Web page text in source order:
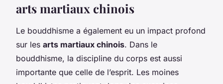
arts martiaux chinois
Le bouddhisme a également eu un impact profond
sur les arts martiaux chinois. Dans le
bouddhisme, la discipline du corps est aussi
importante que celle de l’esprit. Les moines